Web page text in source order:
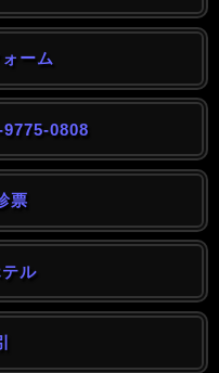
ーム
9775-0808
票
ル